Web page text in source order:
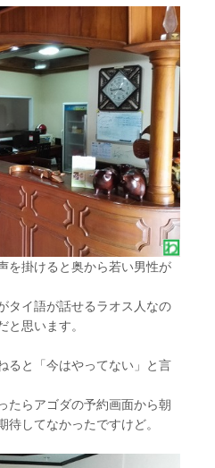
を掛けると奥から若い男性が
タイ語が話せるラオス人なの
と思います。
ると「今はやってない」と言
たらアゴダの予約画面から朝
してなかったですけど。